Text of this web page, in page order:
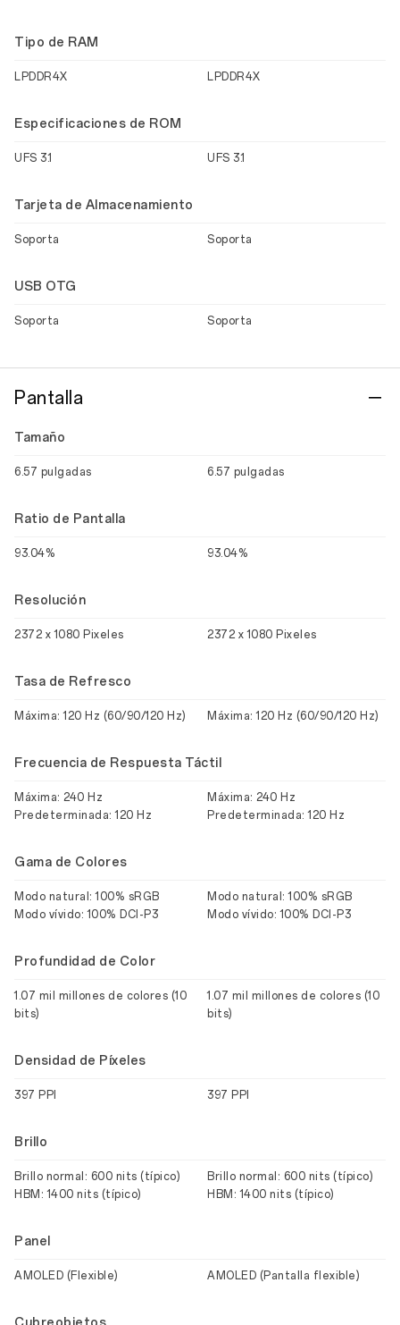
Tipo de RAM
LPDDR4X LPDDR4X
Especificaciones de ROM
UFS 3.1 UFS 3.1
Tarjeta de Almacenamiento
Soporta Soporta
USB OTG
Soporta Soporta
Pantalla
Tamaño
6.57 pulgadas 6.57 pulgadas
Ratio de Pantalla
93.04% 93.04%
Resolución
2372 x 1080 Pixeles 2372 x 1080 Pixeles
Tasa de Refresco
Máxima: 120 Hz (60/90/120 Hz) Máxima: 120 Hz (60/90/120 Hz)
Frecuencia de Respuesta Táctil
Máxima: 240 Hz
Predeterminada: 120 Hz
Máxima: 240 Hz
Predeterminada: 120 Hz
Gama de Colores
Modo natural: 100% sRGB
Modo vívido: 100% DCI-P3
Modo natural: 100% sRGB
Modo vívido: 100% DCI-P3
Profundidad de Color
1.07 mil millones de colores (10
bits)
1.07 mil millones de colores (10
bits)
Densidad de Píxeles
397 PPI 397 PPI
Brillo
Brillo normal: 600 nits (típico)
HBM: 1400 nits (típico)
Brillo normal: 600 nits (típico)
HBM: 1400 nits (típico)
Panel
AMOLED (Flexible) AMOLED (Pantalla flexible)